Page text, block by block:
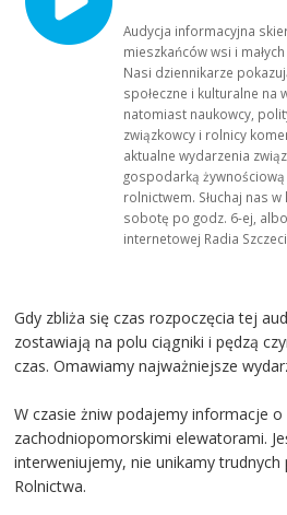
Audycja informacyjna
mieszkańców wsi i
Nasi dziennikarze
społeczne i kulturalne na
natomiast naukowcy,
związkowcy i rolnicy
aktualne wydarzenia
gospodarką żywnościową
rolnictwem. Słuchaj nas w
sobotę po godz. 6-ej,
internetowej Radia
Gdy zbliża się czas rozpoczęcia tej
zostawiają na polu ciągniki i pędzą
czas. Omawiamy najważniejsze
W czasie żniw podajemy informacje
zachodniopomorskimi elewatorami.
interweniujemy, nie unikamy
Rolnictwa.